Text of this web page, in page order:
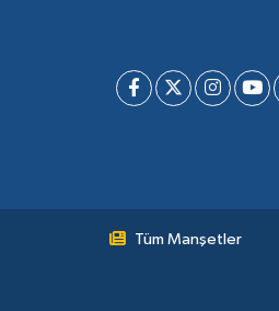
Tüm Manşetler